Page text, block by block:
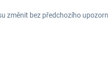
změnit bez předchozího